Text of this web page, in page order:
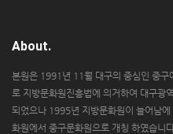
About.
본원은 1991년 11월 대구의 중심인 중구
로 지방문화원진흥법에 의거하여 대구광
되었으나 1995년 지방문화원이 늘어남
화원에서 중구문화원으로 개칭 하였습니